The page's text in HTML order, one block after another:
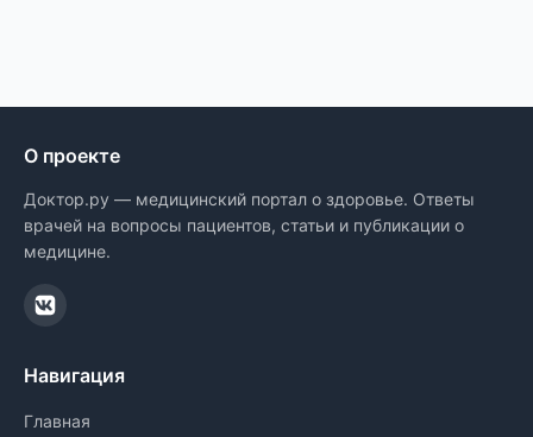
О проекте
Доктор.ру — медицинский портал о здоровье. Ответы
врачей на вопросы пациентов, статьи и публикации о
медицине.
Навигация
Главная